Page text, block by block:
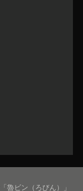
魯ビン（ろびん）」